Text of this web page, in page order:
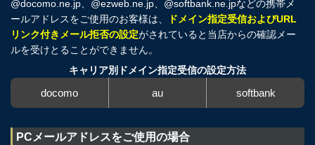
@docomo.ne.jp、@ezweb.ne.jp、@softbank.ne.jpなどの携帯メ
ールアドレスをご使用のお客様は、
ドメイン指定受信およびURL
リンク付きメール拒否の設定がされていると当店からの確認メー
ルを受けとることができません。
キャリア別ドメイン指定受信の設定方法
docomo au softbank
PCメールアドレスをご使用の場合